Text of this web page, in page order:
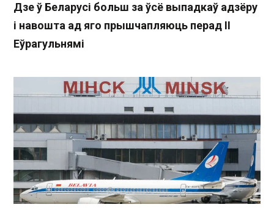
Дзе ў Беларусі больш за ўсё выпадкаў адзёру
і навошта ад яго прышчапляюць перад II
Еўрагульнямі